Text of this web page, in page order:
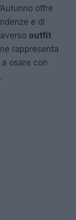
offre
e di
outfit
rappresenta
osare con